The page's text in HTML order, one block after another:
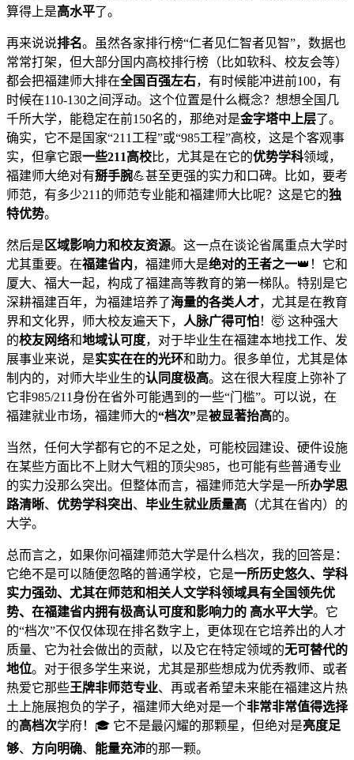
算得上是高水平了。
再来说说排名。虽然各家排行榜“仁者见仁智者见智”，数据也
常常打架，但大部分国内高校排行榜（比如软科、校友会等）
都会把福建师大排在全国百强左右，有时候能冲进前100，有
时候在110-130之间浮动。这个位置是什么概念？想想全国几
千所大学，能稳定在前150名的，那绝对是金字塔中上层了。
确实，它不是国家“211工程”或“985工程”高校，这是个客观事
实，但拿它跟一些211高校比，尤其是在它的优势学科领域，
福建师大绝对有掰手腕💪甚至更强的实力和口碑。比如，要考
师范，有多少211的师范专业能和福建师大比呢？这是它的独
特优势。
然后是 区域影响力和校友资源。这一点在谈论省属重点大学时
尤其重要。在福建省内，福建师大是绝对的王者之一👑！它和
厦大、福大一起，构成了福建高等教育的第一梯队。特别是它
深耕福建百年，为福建培养了海量的各类人才，尤其是在教育
界和文化界，师大校友遍天下， 人脉广得可怕！🤯 这种强大
的校友网络和地域认可度，对于毕业生在福建本地找工作、发
展事业来说，是实实在在的光环和助力。很多单位，尤其是体
制内的，对师大毕业生的认同度极高。这在很大程度上弥补了
它非985/211身份在省外可能遇到的一些“门槛”。可以说，在
福建就业市场，福建师大的“档次”是被显著抬高的。
当然，任何大学都有它的不足之处，可能校园建设、硬件设施
在某些方面比不上财大气粗的顶尖985，也可能有些普通专业
的实力没那么突出。但整体而言，福建师范大学是一所办学思
路清晰、 优势学科突出、 毕业生就业质量高 （尤其在省内）的
大学。
总而言之，如果你问福建师范大学是什么档次，我的回答是：
它绝不是可以随便忽略的普通学校，它是一所历史悠久、学科
实力强劲、尤其在师范和相关人文学科领域具有全国领先优
势、在福建省内拥有极高认可度和影响力的 高水平大学。它
的“档次”不仅仅体现在排名数字上，更体现在它培养出的人才
质量、它为社会做出的贡献，以及它在特定领域的无可替代的
地位。对于很多学生来说，尤其是那些想成为优秀教师、或者
热爱它那些王牌非师范专业、再或者希望未来能在福建这片热
土上施展抱负的学子，福建师大绝对是一个非常非常值得选择
的高档次学府！🎓 它不是最闪耀的那颗星，但绝对是亮度足
够、 方向明确、 能量充沛的那一颗。